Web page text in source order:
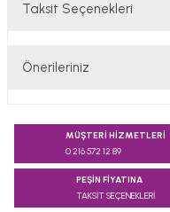
Taksit Seçenekleri
Önerileriniz
konularda yetersiz
kullanarak tarafımıza
Ürün resmi kalitesiz,
MÜŞTERİ HİZMETLERİ
0 216 572 12 89
PEŞİN FİYATINA
TAKSİT SEÇENEKLERİ